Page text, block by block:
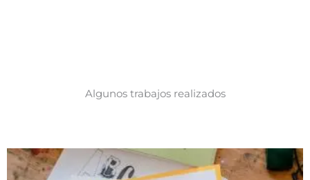
Algunos trabajos realizados